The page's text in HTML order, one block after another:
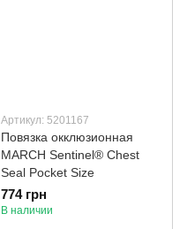
Артикул: 5201167
Повязка окклюзионная
MARCH Sentinel® Chest
Seal Pocket Size
774 грн
В наличии